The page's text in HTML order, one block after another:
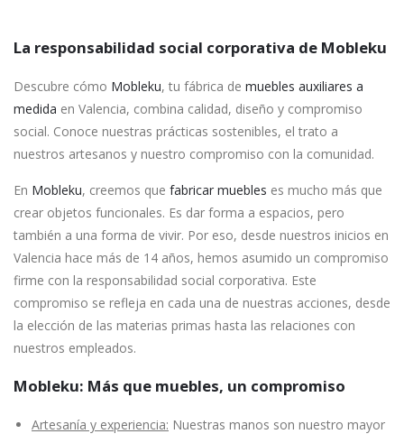
La responsabilidad social corporativa de Mobleku
Descubre cómo Mobleku, tu fábrica de muebles auxiliares a
medida en Valencia, combina calidad, diseño y compromiso
social. Conoce nuestras prácticas sostenibles, el trato a
nuestros artesanos y nuestro compromiso con la comunidad.
En Mobleku, creemos que fabricar muebles es mucho más que
crear objetos funcionales. Es dar forma a espacios, pero
también a una forma de vivir. Por eso, desde nuestros inicios en
Valencia hace más de 14 años, hemos asumido un compromiso
firme con la responsabilidad social corporativa. Este
compromiso se refleja en cada una de nuestras acciones, desde
la elección de las materias primas hasta las relaciones con
nuestros empleados.
Mobleku: Más que muebles, un compromiso
Artesanía y experiencia: Nuestras manos son nuestro mayor